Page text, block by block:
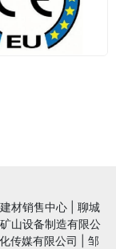
材销售中心
聊城
山设备制造有限公
传媒有限公司
邹